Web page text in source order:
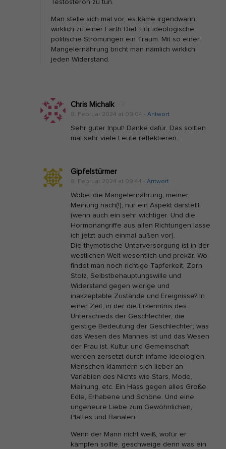
Testosteron zu tun.
Man stelle sich mal vor, es käme irgendwann
wirklich zu einer Earth Diet. Für ideologische,
politische Strömungen ein Traum. Mit so einer
Mangelernährung bricht man nämlich wirklich
jeden Widerstand.
Chris Michalk
8. Februar 2024 at 09:04 - Antwort
Sehr guter Input! Danke dafür. Das sollten
mal sehr viele Leute reflektieren…
Gipfelstürmer
8. Februar 2024 at 09:44 - Antwort
Wobei die Mangelernährung, meiner
Meinung nach(!), nur ein Aspekt darstellt
(wenn auch ein sehr wichtiger. Und die
Hormonangriffe aus allen Richtungen lasse
ich jetzt auch einmal außen vor).
Die thymotische Unterversorgung ist in der
westlichen Welt wesentlich und prekär. Wo
findet man noch richtige Tapferkeit, Zorn,
Stolz, Selbstbehauptungswille und
Widerstand gegen widrige und
inakzeptable Zustände und Ereignisse? In
einer Zeit, in der die Erkenntnis des
Unterschieds der Geschlechter, die
geistige Bedeutung der Geschlechter; was
das Wesen des Mannes ist und das Wesen
der Frau ist. Kultur und Gemeinschaft
werden zersetzt durch infame Ideologien.
Menschen klammern sich lieber an
Variablen des Nichts wie Stars, Mode,
Meinung, etc. Ein Hass gegen alles Große,
Edle, Erhabene und Schöne. Und eine
ungeheure Liebe zum Gewöhnlichen,
Plattes und Banalen.
Wenn der Mann nicht weiß, wofür er
kämpfen sollte, geschweige denn was ein